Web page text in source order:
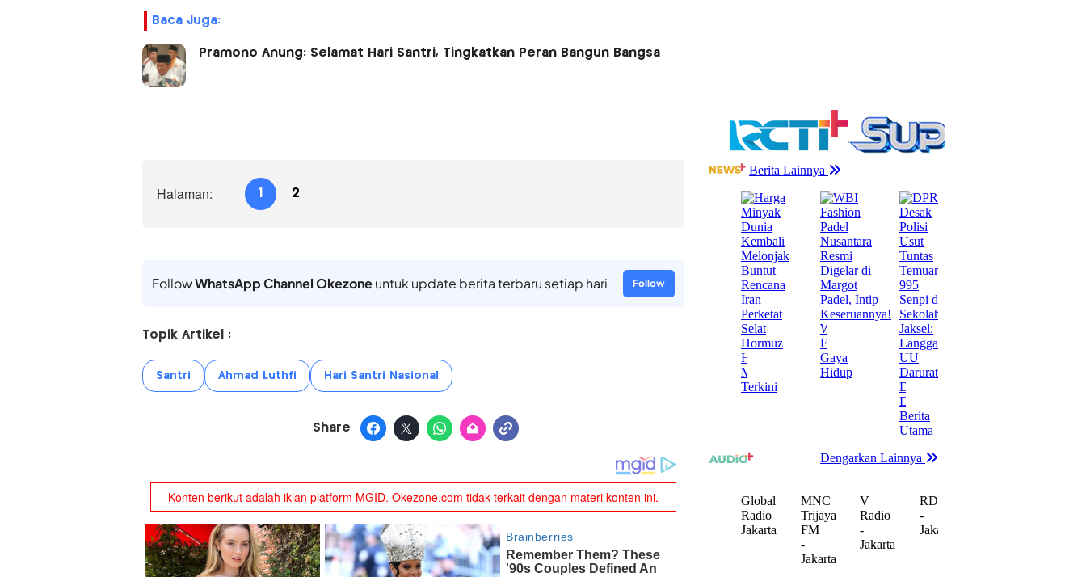
Baca Juga:
Pramono Anung: Selamat Hari Santri, Tingkatkan Peran Bangun Bangsa
Halaman: 1 2
FollowWhatsApp Channel Okezoneuntuk update berita terbaru setiap hari Follow
Topik Artikel :
Santri Ahmad Luthfi Hari Santri Nasional
Share